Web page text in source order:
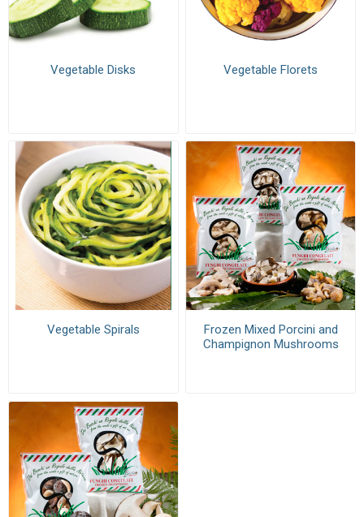
Vegetable Disks Vegetable Florets
Vegetable Spirals
Frozen Mixed Porcini and
Champignon Mushrooms